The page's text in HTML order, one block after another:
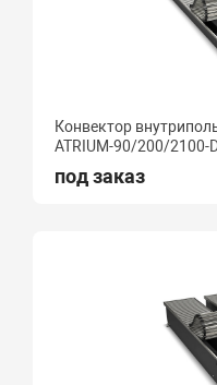
Конвектор
ATRIUM-90/200/2100-
под заказ